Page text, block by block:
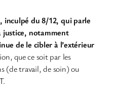
inculpé du 8/12, qui parle
justice, notamment
de le cibler à l’extérieur
que ce soit par les
(de travail, de soin) ou